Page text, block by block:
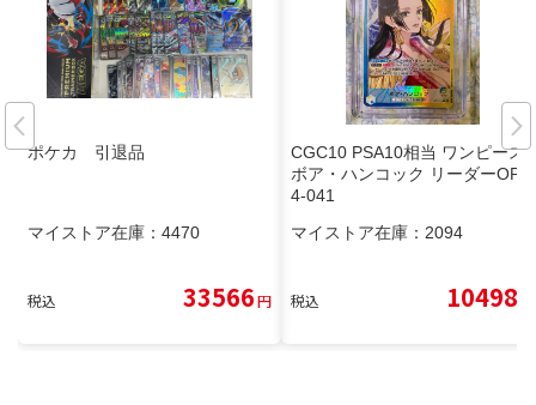
ポケカ 引退品
マイストア在庫： 4470
税込 33566円
CGC10 PSA10相当 ワンピース
ボア・ハンコック リーダーOP1
4-041
マイストア在庫： 2094
税込 10498